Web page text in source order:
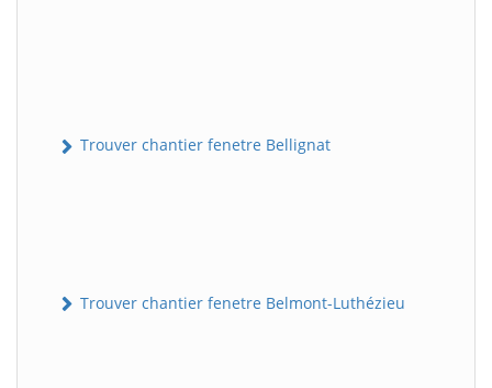
Trouver chantier fenetre Bellignat
Trouver chantier fenetre Belmont-Luthézieu